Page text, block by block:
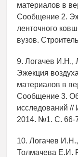
материалов в
Сообщение 2.
ленточного
вузов.
9. Логачев И.Н.,
Эжекция
материалов в
Сообщение 3.
исследований //
2014. №1. С. 66-
10. Логачев
Толмачева Е.И.